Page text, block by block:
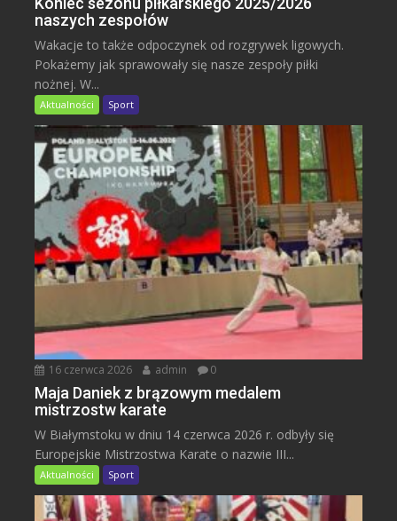
naszych zespołów
Wakacje to także odpoczynek od rozgrywek ligowych.
Pokażemy jak sprawowały się nasze zespoły piłki
nożnej. W...
Aktualności Sport
16 czerwca 2026 admin 0
Maja Daniek z brązowym medalem
mistrzostw karate
W Białymstoku w dniu 14 czerwca 2026 r. odbyły się
Europejskie Mistrzostwa Karate o nazwie III...
Aktualności Sport